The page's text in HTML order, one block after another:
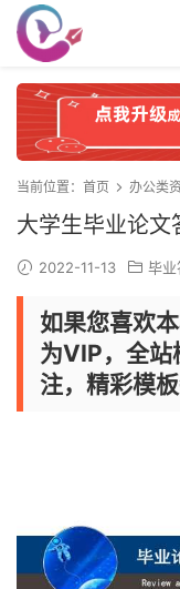
当前位置： 首页 办公类
大学生毕业论文
2022-11-13 毕业
如果您喜欢
为VIP，全站
注，精彩模